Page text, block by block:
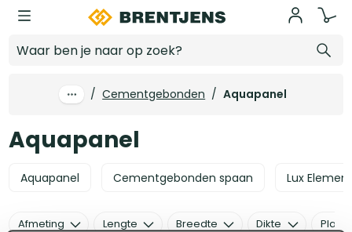
Ga naar hoofdinhoud
/ Cementgebonden / Aquapanel
Aquapanel
Aquapanel Cementgebonden spaan Lux
Afmeting Lengte Breedte Dikte